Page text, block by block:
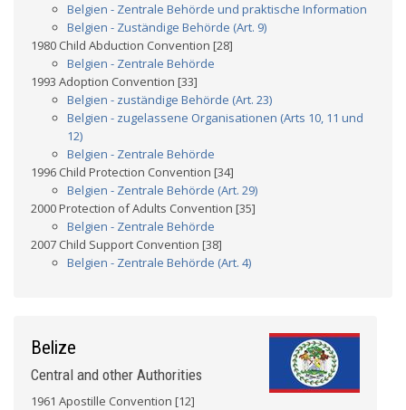
Belgien - Zentrale Behörde und praktische Information
Belgien - Zuständige Behörde (Art. 9)
1980 Child Abduction Convention [28]
Belgien - Zentrale Behörde
1993 Adoption Convention [33]
Belgien - zuständige Behörde (Art. 23)
Belgien - zugelassene Organisationen (Arts 10, 11 und
12)
Belgien - Zentrale Behörde
1996 Child Protection Convention [34]
Belgien - Zentrale Behörde (Art. 29)
2000 Protection of Adults Convention [35]
Belgien - Zentrale Behörde
2007 Child Support Convention [38]
Belgien - Zentrale Behörde (Art. 4)
Belize
Central and other Authorities
1961 Apostille Convention [12]